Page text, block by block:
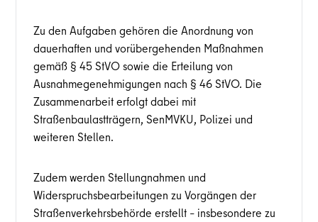
Zu den Aufgaben gehören die Anordnung von
dauerhaften und vorübergehenden Maßnahmen
gemäß § 45 StVO sowie die Erteilung von
Ausnahmegenehmigungen nach § 46 StVO. Die
Zusammenarbeit erfolgt dabei mit
Straßenbaulastträgern, SenMVKU, Polizei und
weiteren Stellen.
Zudem werden Stellungnahmen und
Widerspruchsbearbeitungen zu Vorgängen der
Straßenverkehrsbehörde erstellt – insbesondere zu